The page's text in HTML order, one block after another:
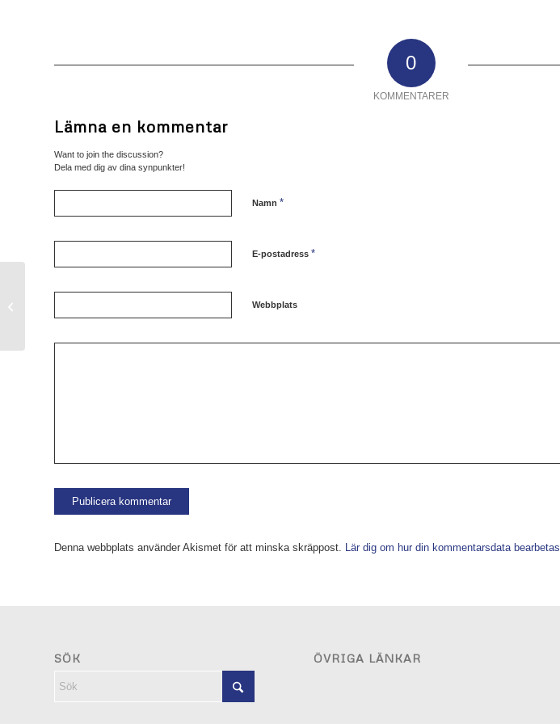
0
KOMMENTARER
Lämna en kommentar
Want to join the discussion?
Dela med dig av dina synpunkter!
Namn *
E-postadress *
Webbplats
Denna webbplats använder Akismet för att minska skräppost. Lär dig om hur din kommentarsdata bearbetas
SÖK ÖVRIGA LÄNKAR